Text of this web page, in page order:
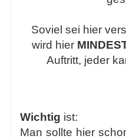
Soviel sei hier
wird hier
Auftritt, jeder
Wichtig ist:
Man sollte hier